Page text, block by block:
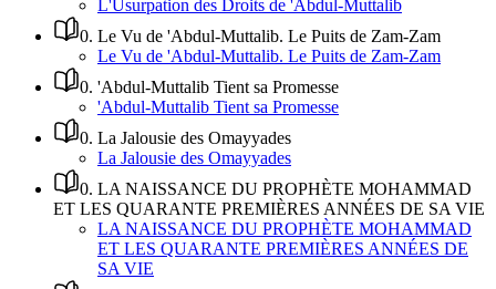
L'Usurpation des Droits de 'Abdul-Muttalib
0. Le Vu de 'Abdul-Muttalib. Le Puits de Zam-Zam
Le Vu de 'Abdul-Muttalib. Le Puits de Zam-Zam
0. 'Abdul-Muttalib Tient sa Promesse
'Abdul-Muttalib Tient sa Promesse
0. La Jalousie des Omayyades
La Jalousie des Omayyades
0. LA NAISSANCE DU PROPHÈTE MOHAMMAD
ET LES QUARANTE PREMIÈRES ANNÉES DE SA VIE
LA NAISSANCE DU PROPHÈTE MOHAMMAD
ET LES QUARANTE PREMIÈRES ANNÉES DE
SA VIE